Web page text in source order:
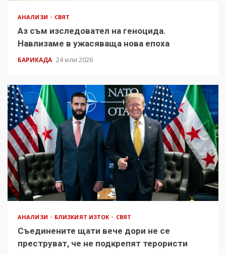
АНАЛИЗИ СВЯТ
Аз съм изследовател на геноцида.
Навлизаме в ужасяваща нова епоха
БАРИКАДА 24 юли 2026
АНАЛИЗИ БЛИЗКИЯТ ИЗТОК СВЯТ
Съединените щати вече дори не се
преструват, че не подкрепят терористи